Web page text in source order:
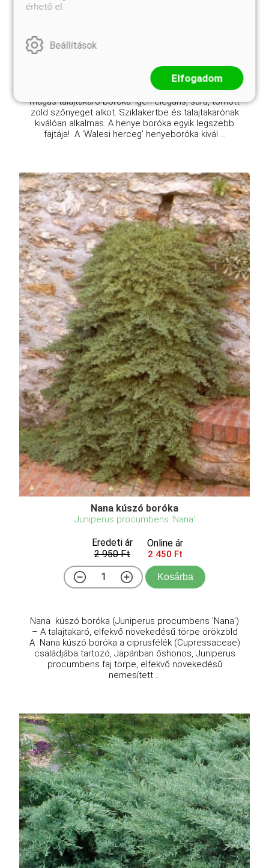
Szabályos ágállású, mélyzöld színű, maximum 30 cm
magas talajtakaró boróka. Igen elegáns, sűrű, tömött
zöld szőnyeget alkot. Sziklakertbe és talajtakarónak
kiválóan alkalmas. A henye boróka egyik legszebb
fajtája! A 'Walesi herceg' henyeboróka kivál ...
Nana kúszó boróka
Juniperus procumbens 'Nana'
Eredeti ár
2 950 Ft
Online ár
2 450 Ft
Kosárba
Nana kúszó boróka (Juniperus procumbens 'Nana')
– A talajtakaró, elfekvő növekedésű törpe örökzöld
A Nana kúszó boróka a ciprusfélék (Cupressaceae)
családjába tartozó, Japánban őshonos, Juniperus
procumbens faj törpe, elfekvő növekedésű
nemesített ...
érhető el.
Beállítások
Elfogadom